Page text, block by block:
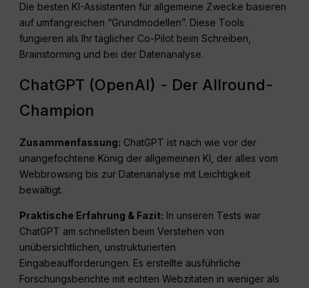
Die besten KI-Assistenten für allgemeine Zwecke basieren
auf umfangreichen “Grundmodellen”. Diese Tools
fungieren als Ihr täglicher Co-Pilot beim Schreiben,
Brainstorming und bei der Datenanalyse.
ChatGPT (OpenAI) - Der Allround-
Champion
Zusammenfassung: ChatGPT ist nach wie vor der
unangefochtene König der allgemeinen KI, der alles vom
Webbrowsing bis zur Datenanalyse mit Leichtigkeit
bewältigt.
Praktische Erfahrung & Fazit: In unseren Tests war
ChatGPT am schnellsten beim Verstehen von
unübersichtlichen, unstrukturierten
Eingabeaufforderungen. Es erstellte ausführliche
Forschungsberichte mit echten Webzitaten in weniger als